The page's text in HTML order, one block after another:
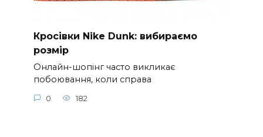
Кросівки Nike Dunk: вибираємо
розмір
Онлайн-шопінг часто викликає
побоювання, коли справа
0 182